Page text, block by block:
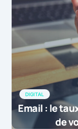
DIGITAL
Email : le
de